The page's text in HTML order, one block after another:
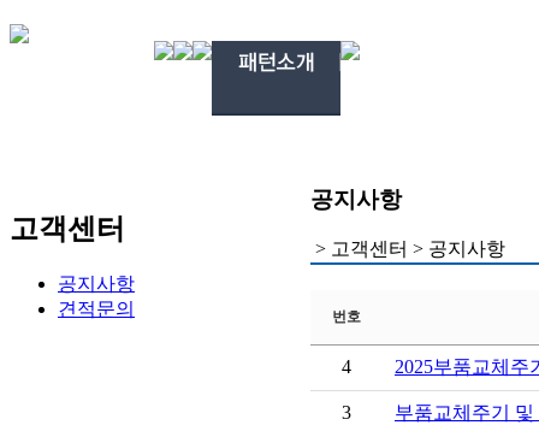
고객센터
공지사항
견적문의
공지사항
> 고객센터 > 공지사항
번호
4 2025부품교체주
3 부품교체주기